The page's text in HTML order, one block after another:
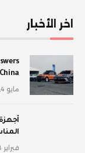
اخر الأخبار
مايو 4, 2026
فبراير 18, 2026